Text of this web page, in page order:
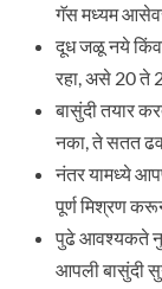
गॅस मध्यम
दूध जळू नये
रहा, असे 20 ते
बासुंदी तयार
नका, ते सतत
नंतर यामध्ये
पूर्ण मिश्रण
पुढे आवश्यकते
आपली बासुंदी